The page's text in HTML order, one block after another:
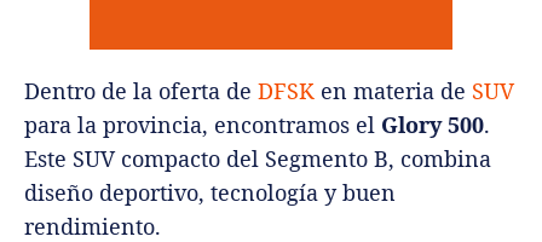
Dentro de la oferta de DFSK en materia de SUV
para la provincia, encontramos el Glory 500.
Este SUV compacto del Segmento B, combina
diseño deportivo, tecnología y buen
rendimiento.